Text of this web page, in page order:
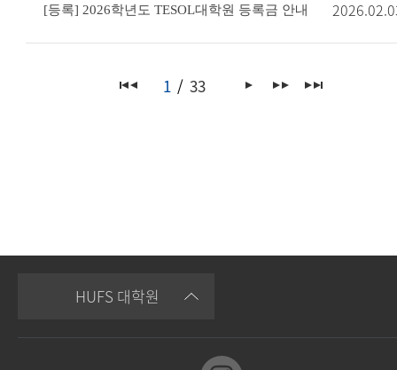
[등록] 2026학년도 TESOL대학원 등록금 안내
1 33
HUFS 대학원